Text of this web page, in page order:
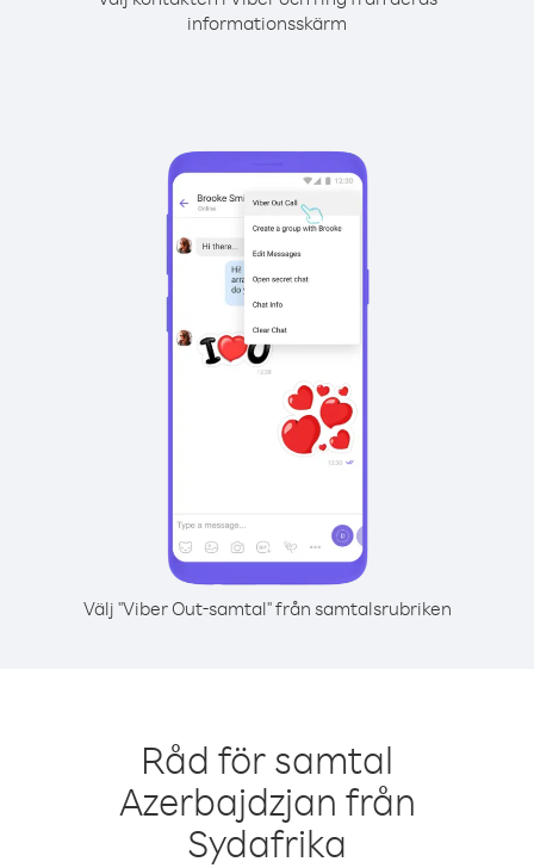
informationsskärm
Välj "Viber Out-samtal" från samtalsrubriken
Råd för samtal
Azerbajdzjan från
Sydafrika